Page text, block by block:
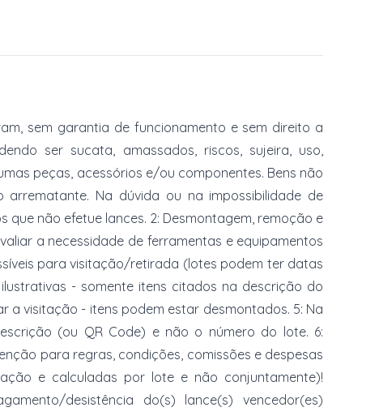
sem garantia de funcionamento e sem direito a
ser sucata, amassados, riscos, sujeira, uso,
peças, acessórios e/ou componentes. Bens não
Na dúvida ou na impossibilidade de
não efetue lances. 2: Desmontagem, remoção e
a necessidade de ferramentas e equipamentos
para visitação/retirada (lotes podem ter datas
- somente itens citados na descrição do
a visitação - itens podem estar desmontados. 5: Na
(ou QR Code) e não o número do lote. 6:
para regras, condições, comissões e despesas
e calculadas por lote e não conjuntamente)!
desistência do(s) lance(s) vencedor(es)